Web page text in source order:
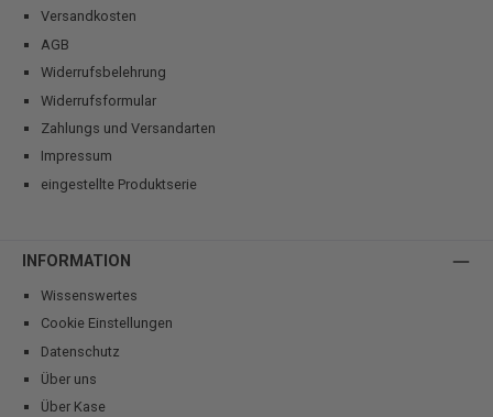
Versandkosten
AGB
Widerrufsbelehrung
Widerrufsformular
Zahlungs und Versandarten
Impressum
eingestellte Produktserie
INFORMATION
Wissenswertes
Cookie Einstellungen
Datenschutz
Über uns
Über Kase